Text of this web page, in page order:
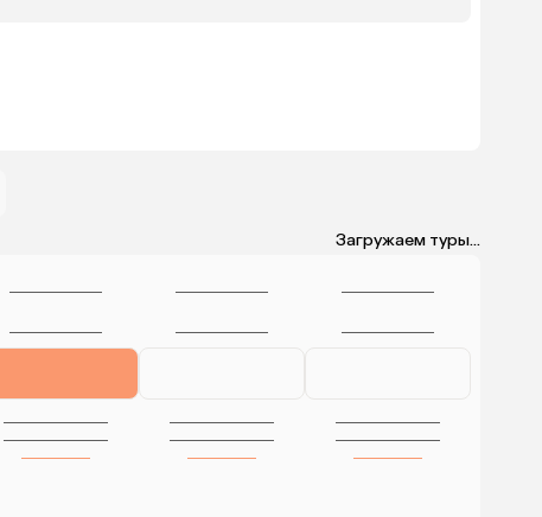
Загружаем туры...